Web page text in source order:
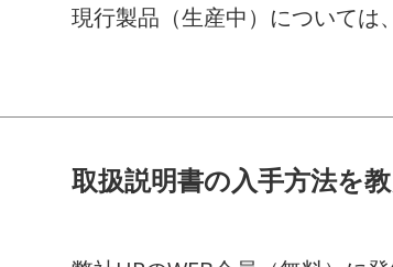
現行製品（生産中）については
取扱説明書の入手方法を教